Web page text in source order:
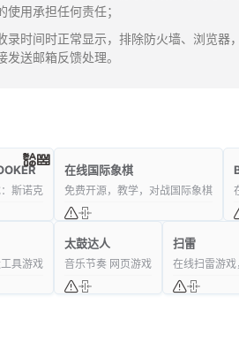
使用承担任何责任；
录时间时正常显示，排除防火墙、浏览器
发送邮箱反馈处理。
斯诺克
在线国际象棋
免费开源，教学，对战国际象棋
具游戏
太鼓达人
音乐节奏 网页游戏
扫雷
在线扫雷游